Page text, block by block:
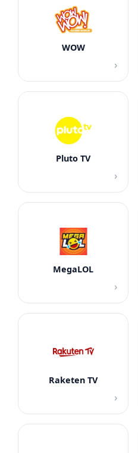
WOW
›
Pluto TV
›
MegaLOL
›
Raketen TV
›